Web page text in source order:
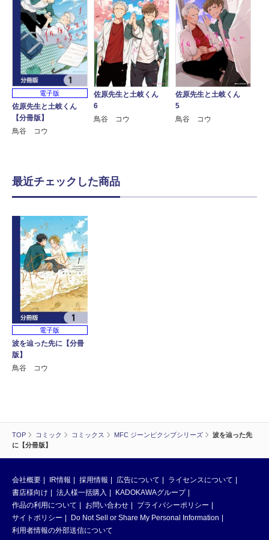
TOP コミック コミックス MFC ジーンピクシブシリーズ
波を辿った先
に【分冊版】
電子版
佐原先生と土岐くん
【分冊版】
鳥谷 コウ
佐原先生と土岐くん
6
鳥谷 コウ
佐原先生と土岐くん
5
鳥谷 コウ
最近チェックした商品
電子版
波を辿った先に【分冊
版】
鳥谷 コウ
会社概要 IR情報 採用情報 広告について
ライセンスについて
書店様向け
法人様一括購入
KADOKAWAグループ
作品の利用について
お問い合わせ
プライバシーポリシー
サイトポリシー
Do Not Sell or Share My Personal Information
利用者情報の外部送信について